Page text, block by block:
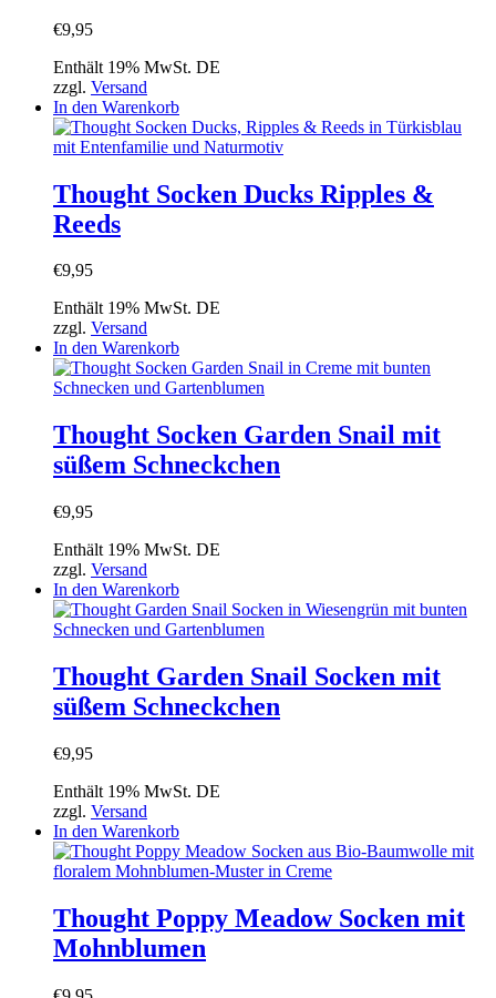
€9,95
Enthält 19% MwSt. DE
zzgl. Versand
In den Warenkorb
Thought Socken Ducks Ripples &
Reeds
€9,95
Enthält 19% MwSt. DE
zzgl. Versand
In den Warenkorb
Thought Socken Garden Snail mit
süßem Schneckchen
€9,95
Enthält 19% MwSt. DE
zzgl. Versand
In den Warenkorb
Thought Garden Snail Socken mit
süßem Schneckchen
€9,95
Enthält 19% MwSt. DE
zzgl. Versand
In den Warenkorb
Thought Poppy Meadow Socken mit
Mohnblumen